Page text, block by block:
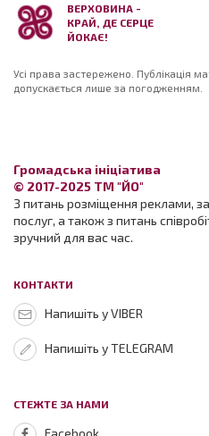
ВЕРХОВИНА -
КРАЙ, ДЕ СЕРЦЕ
ЙОКАЄ!
Усі права застережено. Публікація
допускається лише за погодженням.
Громадська ініціатива
© 2017-2025 ТМ "ЙО"
З питань розміщення реклами,
послуг, а також з питань
зручний для вас час.
КОНТАКТИ
Напишіть у VIBER
Напишіть у TELEGRAM
СТЕЖТЕ ЗА НАМИ
Facebook